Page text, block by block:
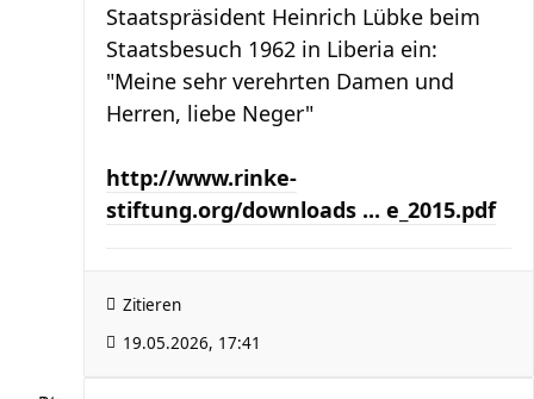
Staatspräsident Heinrich Lübke beim
Staatsbesuch 1962 in Liberia ein:
"Meine sehr verehrten Damen und
Herren, liebe Neger"
http://www.rinke-
stiftung.org/downloads ... e_2015.pdf
Zitieren
19.05.2026, 17:41